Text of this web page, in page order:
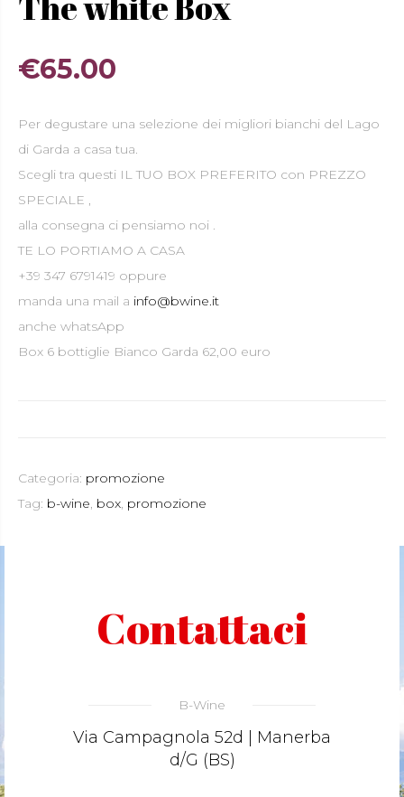
€65.00
Per degustare una selezione dei migliori bianchi del Lago
di Garda a casa tua.
Scegli tra questi IL TUO BOX PREFERITO con PREZZO
SPECIALE ,
alla consegna ci pensiamo noi .
TE LO PORTIAMO A CASA
+39 347 6791419 oppure
manda una mail a info@bwine.it
anche whatsApp
Box 6 bottiglie Bianco Garda 62,00 euro
Categoria: promozione
Tag: b-wine box promozione
Contattaci
B-Wine
Via Campagnola 52d | Manerba
d/G (BS)